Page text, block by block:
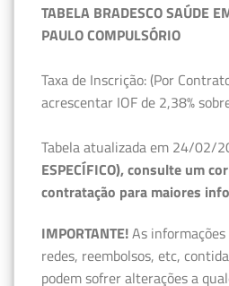
TABELA BRADESCO SAÚDE
PAULO COMPULSÓRIO
Taxa de Inscrição: (Por
acrescentar IOF de 2,38%
Tabela atualizada em 24/02/
ESPECÍFICO), consulte um
contratação para maiores
IMPORTANTE!As
redes, reembolsos, etc,
podem sofrer alterações a